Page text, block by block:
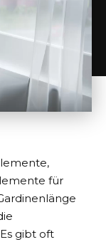
für
gibt oft